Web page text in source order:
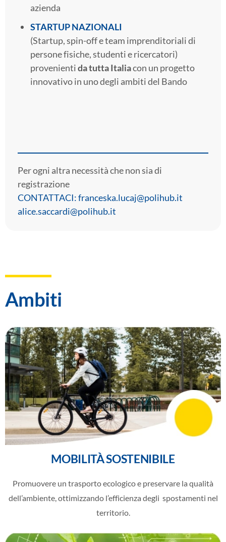
azienda
STARTUP NAZIONALI
(Startup, spin-off e team imprenditoriali di
persone fisiche, studenti e ricercatori)
provenientida tutta Italiacon un progetto
innovativo in uno degli ambiti del Bando
Per ogni altra necessità che non sia di
registrazione
CONTATTACI: franceska.lucaj@polihub.it
alice.saccardi@polihub.it
Ambiti
MOBILITÀ SOSTENIBILE
Promuovere un trasporto ecologico e preservare la qualità
dell’ambiente, ottimizzando l’efficienza degli spostamenti nel
territorio.